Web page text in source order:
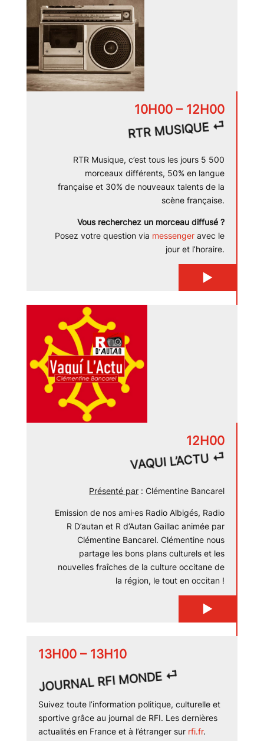
10H00 – 12H00
RTR MUSIQUE ⏎
RTR Musique, c’est tous les jours 5 500
morceaux différents, 50% en langue
française et 30% de nouveaux talents de la
scène française.
Vous recherchez un morceau diffusé ?
Posez votre question via messenger avec le
jour et l’horaire.
▶
12H00
VAQUI L’ACTU ⏎
Présenté par : Clémentine Bancarel
Emission de nos ami·es Radio Albigés, Radio
R D’autan et R d’Autan Gaillac animée par
Clémentine Bancarel. Clémentine nous
partage les bons plans culturels et les
nouvelles fraîches de la culture occitane de
la région, le tout en occitan !
▶
13H00 – 13H10
JOURNAL RFI MONDE ⏎
Suivez toute l’information politique, culturelle et
sportive grâce au journal de RFI. Les dernières
actualités en France et à l’étranger sur rfi.fr.